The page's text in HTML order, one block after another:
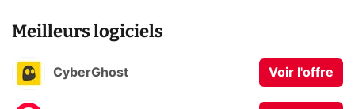
Meilleurs logiciels
CyberGhost Voir l'offre